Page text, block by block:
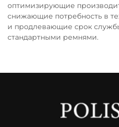
оптимизирующие
снижающие потребность в
и продлевающие срок
стандартными ремнями.